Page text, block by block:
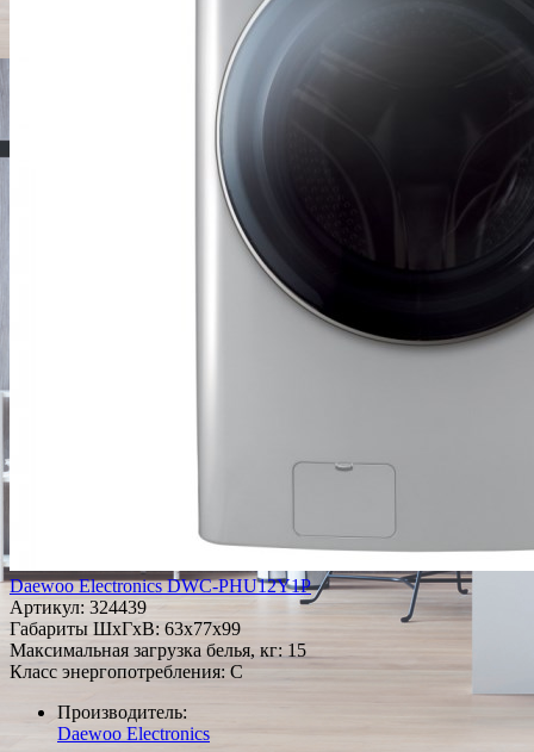
Daewoo Electronics DWC-PHU12Y1P
Артикул: 324439
Габариты ШxГxВ: 63x77x99
Максимальная загрузка белья, кг: 15
Класс энергопотребления: C
Производитель:
Daewoo Electronics